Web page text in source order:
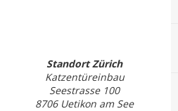
Standort Zürich
Katzentüreinbau
Seestrasse 100
8706 Uetikon am See